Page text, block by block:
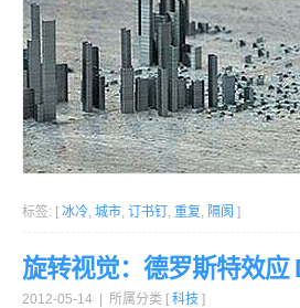
标签: [ 冰冷, 城市, 订书钉 , 重复, 隔阂 ]
旋转视觉：德罗斯特效
2012-05-14 | 所属分类 [ 科技 ]